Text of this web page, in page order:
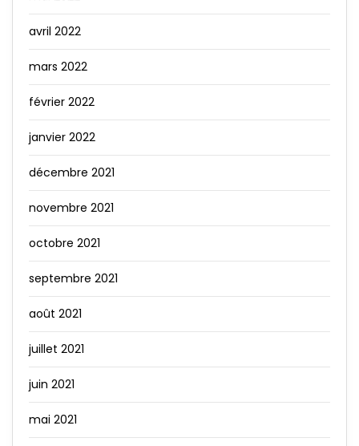
avril 2022
mars 2022
février 2022
janvier 2022
décembre 2021
novembre 2021
octobre 2021
septembre 2021
août 2021
juillet 2021
juin 2021
mai 2021